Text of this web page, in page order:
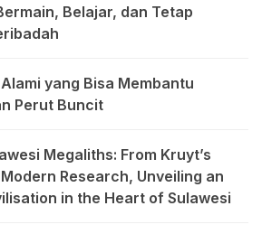
Belajar, dan Tetap
yang Bisa Membantu
Perut Buncit
Megaliths: From Kruyt’s
Research, Unveiling an
in the Heart of Sulawesi